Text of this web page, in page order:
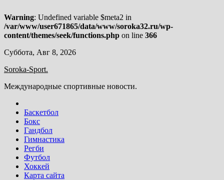
Warning: Undefined variable $meta2 in
/var/www/user671865/data/www/soroka32.ru/wp-
content/themes/seek/functions.php on line 366
Skip
content
Суббота, Авг 8, 2026
Soroka-Sport.
Международные спортивные новости.
Баскетбол
Бокс
Гандбол
Гимнастика
Регби
Футбол
Хоккей
Карта сайта